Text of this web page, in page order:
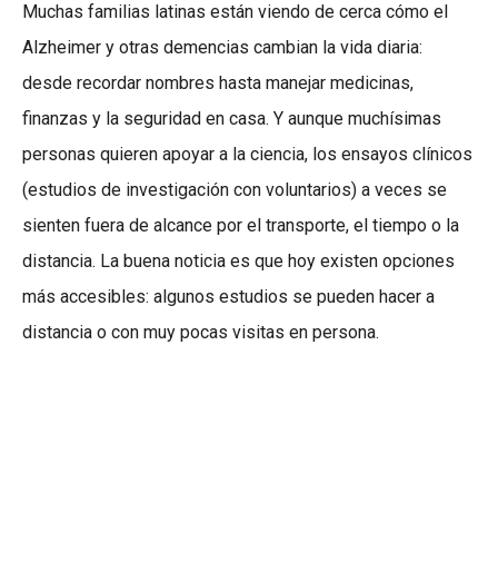
Muchas familias latinas están viendo de cerca cómo el
Alzheimer y otras demencias cambian la vida diaria:
desde recordar nombres hasta manejar medicinas,
finanzas y la seguridad en casa. Y aunque muchísimas
personas quieren apoyar a la ciencia, los ensayos clínicos
(estudios de investigación con voluntarios) a veces se
sienten fuera de alcance por el transporte, el tiempo o la
distancia. La buena noticia es que hoy existen opciones
más accesibles: algunos estudios se pueden hacer a
distancia o con muy pocas visitas en persona.